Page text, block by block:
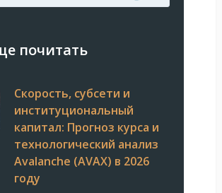
почитать
Скорость, субсети и
институциональный
капитал: Прогноз курса и
технологический анализ
Avalanche (AVAX) в 2026
году